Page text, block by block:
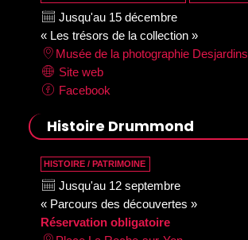
Jusqu'au 15 décembre
« Les trésors de la collection »
Musée de la photographie Desjardins
Site web
Facebook
Histoire Drummond
HISTOIRE / PATRIMOINE
Jusqu'au 12 septembre
« Parcours des découvertes »
Réservation obligatoire